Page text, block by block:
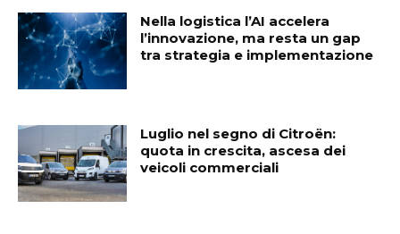
Nella logistica l’AI accelera
l’innovazione, ma resta un gap
tra strategia e implementazione
Luglio nel segno di Citroën:
quota in crescita, ascesa dei
veicoli commerciali